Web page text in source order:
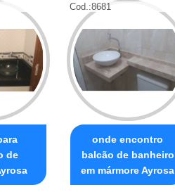
de
Cod.:8681
onde encontro
balcão de banheiro
em mármore Ayrosa